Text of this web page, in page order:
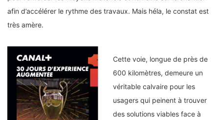
afin d’accélérer le rythme des travaux. Mais héla, le constat est
très amère.
Cette voie, longue de près de
600 kilomètres, demeure un
véritable calvaire pour les
usagers qui peinent à trouver
des solutions viables face à